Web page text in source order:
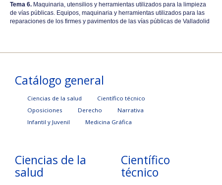
Tema 6. Maquinaria, utensilios y herramientas utilizados para la limpieza
de vías públicas. Equipos, maquinaria y herramientas utilizados para las
reparaciones de los firmes y pavimentos de las vías públicas de Valladolid
Catálogo general
Ciencias de la salud
Científico técnico
Oposiciones
Derecho
Narrativa
Infantil y Juvenil
Medicina Gráfica
Ciencias de la
salud
Científico
técnico